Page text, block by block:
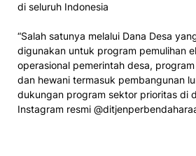
di seluruh Indonesia
“Salah satunya melalui Dana Desa
digunakan untuk program pemulihan
operasional pemerintah desa,
dan hewani termasuk pembangunan
dukungan program sektor prioritas di
Instagram resmi